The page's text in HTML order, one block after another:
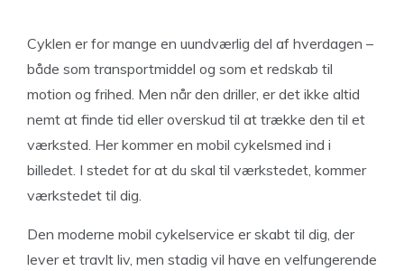
Cyklen er for mange en uundværlig del af hverdagen –
både som transportmiddel og som et redskab til
motion og frihed. Men når den driller, er det ikke altid
nemt at finde tid eller overskud til at trække den til et
værksted. Her kommer en mobil cykelsmed ind i
billedet. I stedet for at du skal til værkstedet, kommer
værkstedet til dig.
Den moderne mobil cykelservice er skabt til dig, der
lever et travlt liv, men stadig vil have en velfungerende